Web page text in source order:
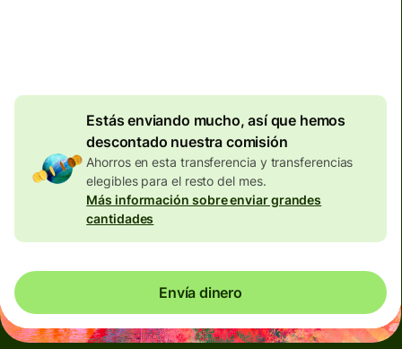
Estás enviando mucho, así que hemos
descontado nuestra comisión
Ahorros en esta transferencia y transferencias
elegibles para el resto del mes.
Más información sobre enviar grandes
cantidades
Envía dinero